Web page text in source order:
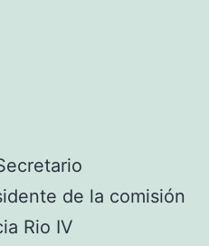
de la comisión
Rio IV